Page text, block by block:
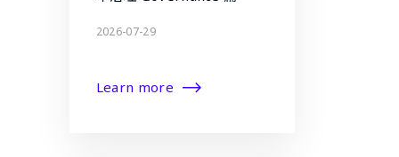
2026-07-29
Learn more